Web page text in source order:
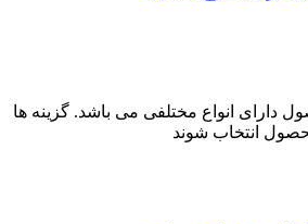
دارای انواع مختلفی می باشد. گزینه ها
انتخاب شوند